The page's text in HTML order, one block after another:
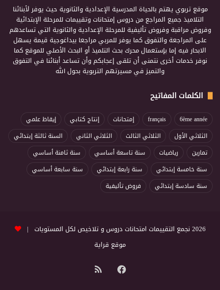
موقع تربوي يهتم بالحياة المدرسية الإعدادية والثانوية حيث يوفر لأبنائنا
التلاميذ جميع المراجع من دروس إمتحانات وتقييمات للمرحلة الإبتدائية
وفروض مراقبة وفروض تأليفية للمرحلة الإعدادية والثانوية التي تساعدهم
على المراجعة والتفوق كما يوفر للمربي مراجعا بيداغوجية قيمة يسهل
الابحار فيه إما بإستعمال محرك بحث التلميذ أو البحث الأصلي للموقع كما
نوفر خدمات أخرى نتمنى أن تلقى إعجابكم وأن تساعد أبنائنا في التفوق
والتميز في مسيرتهم التربوية بحول الله
الكلمات المفاتيح
6ème année
français إمتحانات إنتاج كتابي
إيقاظ علمي
الثلاثي الأول
الثلاثي الثالث الثلاثي الثاني
السنة ثالثة إبتدائي
تمارين
رياضيات سنة تاسعة أساسي
سنة ثامنة أساسي
سنة خامسة إبتدائي
سنة رابعة إبتدائي
سنة سابعة أساسي
سنة سادسة إبتدائي
فروض تأليفية
2026 نجمع التقييمات امتحانات دروس و تلاخيص لكل المستويات |
موقع قراية
فيسبوك